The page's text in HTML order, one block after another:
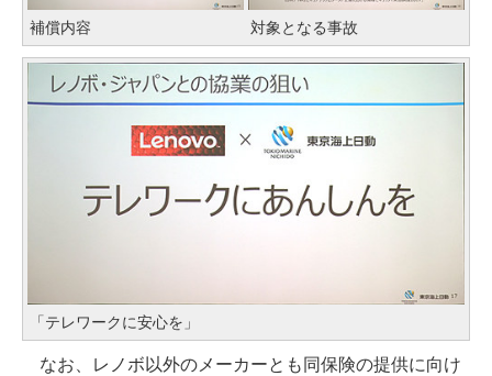
補償内容 対象となる事故
「テレワークに安心を」
なお、レノボ以外のメーカーとも同保険の提供に向け